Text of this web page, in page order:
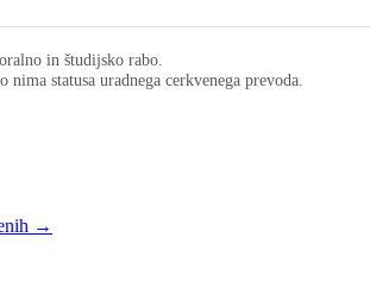
in študijsko rabo.
statusa uradnega cerkvenega prevoda.
→